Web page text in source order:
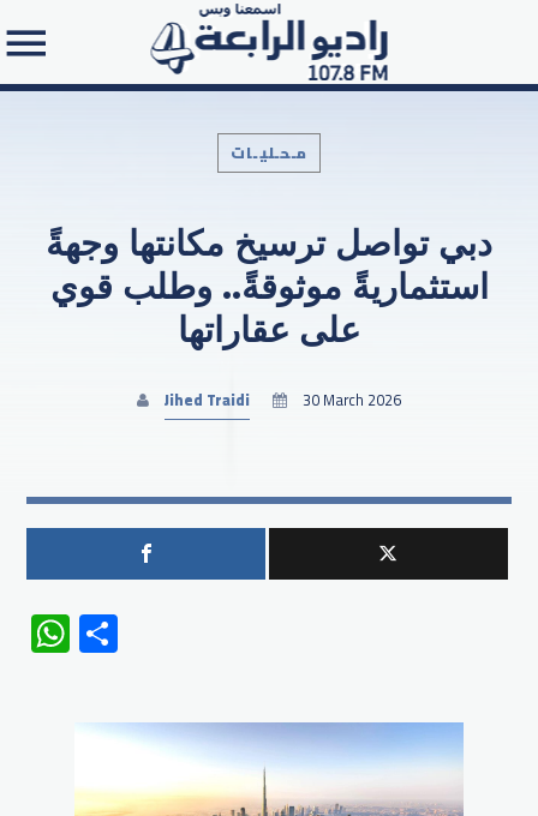
Search in the website:
مـحـليـات
دبي تواصل ترسيخ مكانتها وجهةً
استثماريةً موثوقةً.. وطلب قوي
على عقاراتها
Jihed Traidi 30 March 2026
WhatsApp